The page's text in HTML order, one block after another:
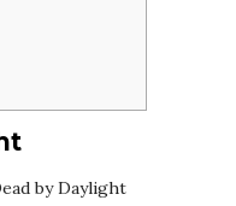
by Daylight